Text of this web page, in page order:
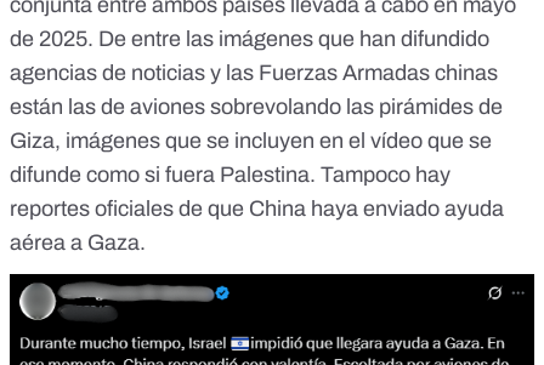
conjunta entre ambos países llevada a cabo en mayo
de 2025. De entre las imágenes que han difundido
agencias de noticias y las Fuerzas Armadas chinas
están las de aviones sobrevolando las pirámides de
Giza, imágenes que se incluyen en el vídeo que se
difunde como si fuera Palestina. Tampoco hay
reportes oficiales de que China haya enviado ayuda
aérea a Gaza.